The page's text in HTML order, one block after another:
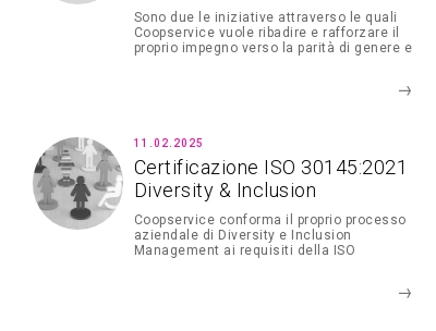
Sono due le iniziative attraverso le quali
Coopservice vuole ribadire e rafforzare il
proprio impegno verso la parità di genere e
11.02.2025
Certificazione ISO 30145:2021
Diversity & Inclusion
Coopservice conforma il proprio processo
aziendale di Diversity e Inclusion
Management ai requisiti della ISO